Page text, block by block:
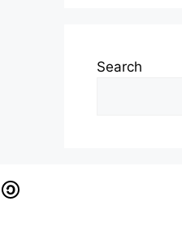
Search